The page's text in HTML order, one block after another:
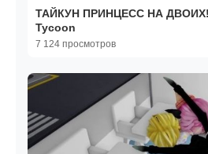
ТАЙКУН ПРИНЦЕСС НА ДВОИХ!
Tycoon
7 124 просмотров